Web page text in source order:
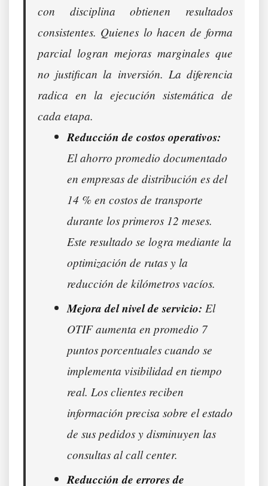
con disciplina obtienen resultados
consistentes. Quienes lo hacen de forma
parcial logran mejoras marginales que
no justifican la inversión. La diferencia
radica en la ejecución sistemática de
cada etapa.
Reducción de costos operativos:
El ahorro promedio documentado
en empresas de distribución es del
14 % en costos de transporte
durante los primeros 12 meses.
Este resultado se logra mediante la
optimización de rutas y la
reducción de kilómetros vacíos.
Mejora del nivel de servicio: El
OTIF aumenta en promedio 7
puntos porcentuales cuando se
implementa visibilidad en tiempo
real. Los clientes reciben
información precisa sobre el estado
de sus pedidos y disminuyen las
consultas al call center.
Reducción de errores de